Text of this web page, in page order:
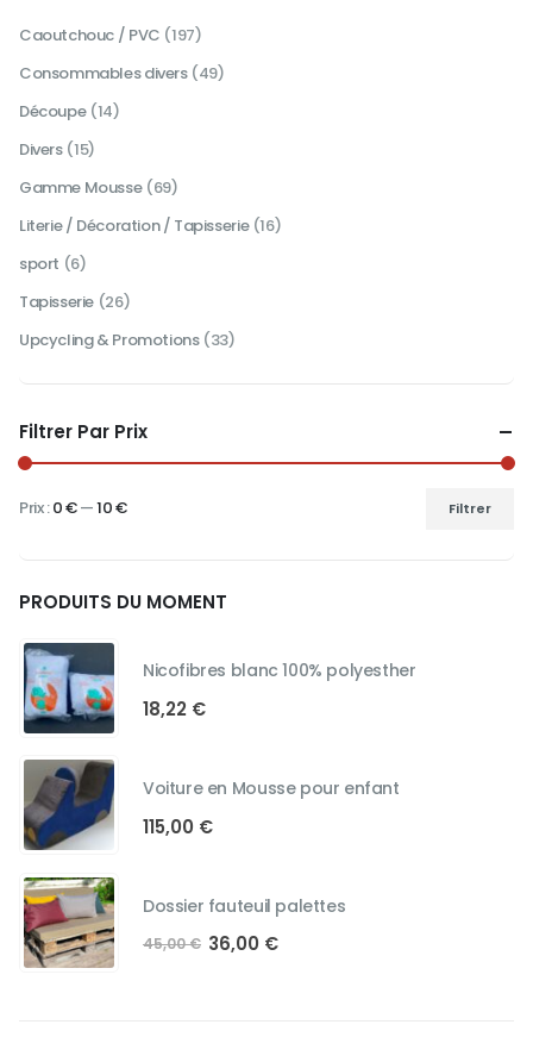
Caoutchouc / PVC (197)
Consommables divers (49)
Découpe (14)
Divers (15)
Gamme Mousse (69)
Literie / Décoration / Tapisserie (16)
sport (6)
Tapisserie (26)
Upcycling & Promotions (33)
Filtrer Par Prix
Filtrer
Prix :0 €—10 €
PRODUITS DU MOMENT
Nicofibres blanc 100% polyesther
18,22 €
Voiture en Mousse pour enfant
115,00 €
Dossier fauteuil palettes
45,00€ Le
36,00 €Le